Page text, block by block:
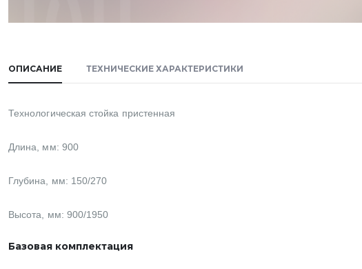
ОПИСАНИЕ ТЕХНИЧЕСКИЕ ХАРАКТЕРИСТИКИ
Технологическая стойка пристенная
Длина, мм: 900
Глубина, мм: 150/270
Высота, мм: 900/1950
Базовая комплектация